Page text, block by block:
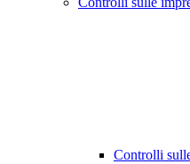
Controlli